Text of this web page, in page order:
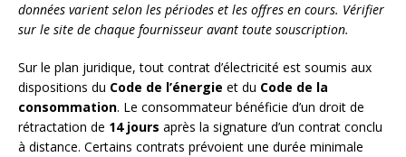
données varient selon les périodes et les offres en cours. Vérifier
sur le site de chaque fournisseur avant toute souscription.
Sur le plan juridique, tout contrat d’électricité est soumis aux
dispositions du Code de l’énergie et du Code de la
consommation. Le consommateur bénéficie d’un droit de
rétractation de 14 jours après la signature d’un contrat conclu
à distance. Certains contrats prévoient une durée minimale